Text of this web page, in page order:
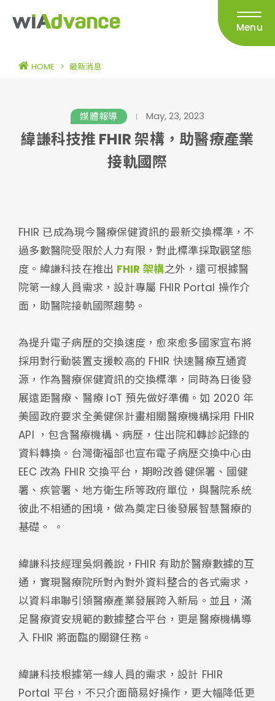
Menu
HOME > 最新消息
媒體報導 May, 23, 2023
緯謙科技推 FHIR 架構，助醫療產業
接軌國際
FHIR 已成為現今醫療保健資訊的最新交換標準，不
過多數醫院受限於人力有限，對此標準採取觀望態
度。緯謙科技在推出 FHIR 架構之外，還可根據醫
院第一線人員需求，設計專屬 FHIR Portal 操作介
面，助醫院接軌國際趨勢。
為提升電子病歷的交換速度，愈來愈多國家宣布將
採用對行動裝置支援較高的 FHIR 快速醫療互通資
源，作為醫療保健資訊的交換標準，同時為日後發
展遠距醫療、醫療 IoT 預先做好準備。如 2020 年
美國政府要求全美健保計畫相關醫療機構採用 FHIR
API ，包含醫療機構、病歷，住出院和轉診記錄的
資料轉換。台灣衛福部也宣布電子病歷交換中心由
EEC 改為 FHIR 交換平台，期盼改善健保署、國健
署、疾管署、地方衛生所等政府單位，與醫院系統
彼此不相通的困境，做為奠定日後發展智慧醫療的
基礎。 。
緯謙科技經理吳炯義說，FHIR 有助於醫療數據的互
通，實現醫療院所對內對外資料整合的各式需求，
以資料串聯引領醫療產業發展跨入新局。並且，滿
足醫療資安規範的數據整合平台，更是醫療機構導
入 FHIR 將面臨的關鍵任務。
緯謙科技根據第一線人員的需求，設計 FHIR
Portal 平台，不只介面簡易好操作，更大幅降低更